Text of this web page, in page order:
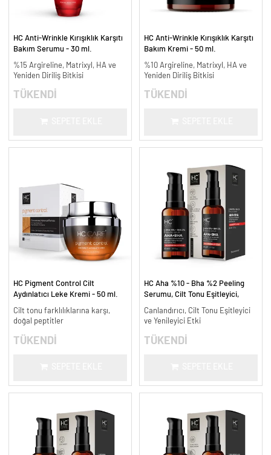
HC Anti-Wrinkle Kırışıklık Karşıtı
Bakım Serumu - 30 ml.
%15 Argireline, Matrixyl, HA ve
Yeniden Diriliş Bitkisi
TÜKENDİ
HC Anti-Wrinkle Kırışıklık Karşıtı
Bakım Kremi - 50 ml.
%10 Argireline, Matrixyl, HA ve
Yeniden Diriliş Bitkisi
TÜKENDİ
HC Pigment Control Cilt
Aydınlatıcı Leke Kremi - 50 ml.
Cilt tonu farklılıklarına karşı,
doğal peptitler
TÜKENDİ
HC Aha %10 - Bha %2 Peeling
Serumu, Cilt Tonu Eşitleyici,
Canlandırıcı, Cilt Tonu Eşitleyici
ve Yenileyici Etki
TÜKENDİ